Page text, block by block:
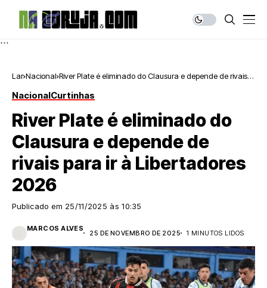
```
Lar Nacional River Plate é eliminado do Clausura e depende de rivais
NacionalCurtinhas
River Plate é eliminado do
Clausura e depende de
rivais para ir à Libertadores
2026
Publicado em 25/11/2025 às 10:35
MARCOS ALVES
25 DE NOVEMBRO DE 2025 1 MINUTOS LIDOS